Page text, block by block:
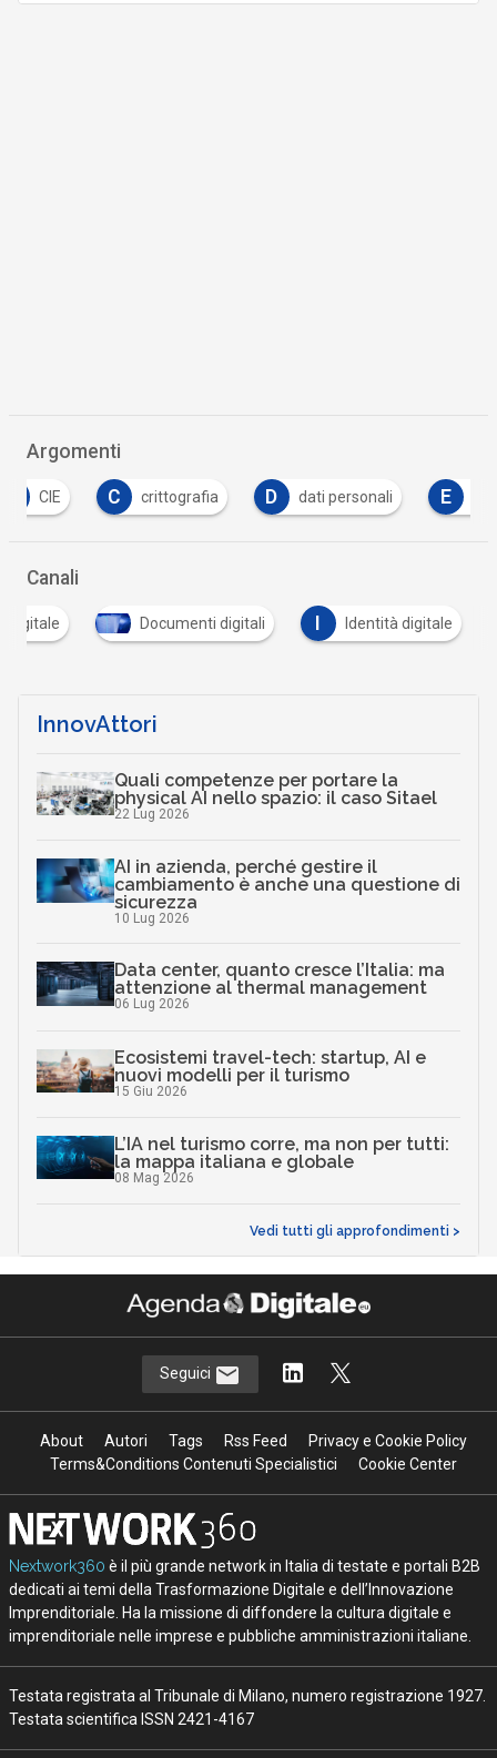
Argomenti
C crittografia D dati personali E eidas
Canali
digitale Documenti digitali Identità digitale
InnovAttori
Quali competenze per portare la
physical AI nello spazio: il caso Sitael
22 Lug 2026
AI in azienda, perché gestire il
cambiamento è anche una questione di
sicurezza
10 Lug 2026
Data center, quanto cresce l’Italia: ma
attenzione al thermal management
06 Lug 2026
Ecosistemi travel-tech: startup, AI e
nuovi modelli per il turismo
15 Giu 2026
L’IA nel turismo corre, ma non per tutti:
la mappa italiana e globale
08 Mag 2026
Vedi tutti gli approfondimenti >
Seguici
About Autori Tags Rss Feed
Privacy e Cookie Policy
Terms&Conditions Contenuti Specialistici
Cookie Center
Nextwork360 è il più grande network in Italia di testate e portali B2B
dedicati ai temi della Trasformazione Digitale e dell’Innovazione
Imprenditoriale. Ha la missione di diffondere la cultura digitale e
imprenditoriale nelle imprese e pubbliche amministrazioni italiane.
Testata registrata al Tribunale di Milano, numero registrazione 1927.
Testata scientifica ISSN 2421-4167